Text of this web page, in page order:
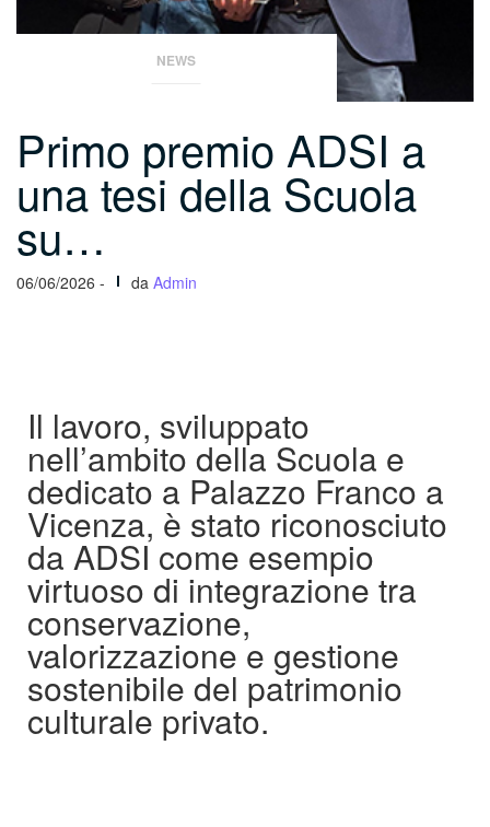
NEWS
Primo premio ADSI a
una tesi della Scuola
su…
06/06/2026 - da Admin
Il lavoro, sviluppato
nell’ambito della Scuola e
dedicato a Palazzo Franco a
Vicenza, è stato riconosciuto
da ADSI come esempio
virtuoso di integrazione tra
conservazione,
valorizzazione e gestione
sostenibile del patrimonio
culturale privato.